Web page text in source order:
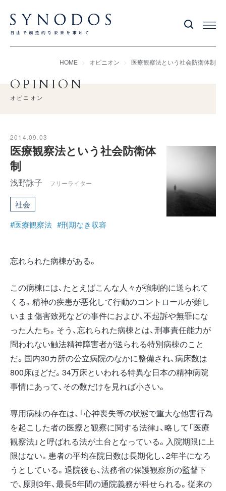
HOME オピニオン 医療観察法という社会防衛体制
OPINION
オピニオン
2014.09.03
医療観察法という社会防衛体
制
浅野詠子 フリーライター
社会
#医療観察法 #刑期なき収容
忘れられた病棟がある。
この病棟には、たとえばこんな人々が強制的に送られて
くる。精神の疾患が悪化して行動のコントロールが難し
いまま傷害致死などの事件におよび、不起訴や無罪にな
った人たち。そう、忘れられた病棟とは、刑事責任能力が
問われない触法精神障害者が送られる特別病棟のこと
だ。国内30カ所の公立病院のなかに整備され、病床数は
800床ほどだ。34万床といわれる特異な日本の精神病院
事情にあって、その数だけを見れば小さい。
専用病棟の存在は、「心神喪失等の状態で重大な他害行為
を起こした者の医療と観察に関する法律」、略して「医療
観察法」と呼ばれる法が土台となっている。入院期限に上
限はない。患者の平均在院日数は長期化し、2年半になろ
うとしている。退院後も、法務省の保護観察所の監督下
で、原則3年、最長5年間の通院義務が科せられる。従来の